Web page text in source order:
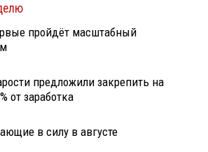
пройдёт масштабный
предложили закрепить на
от заработка
в силу в августе